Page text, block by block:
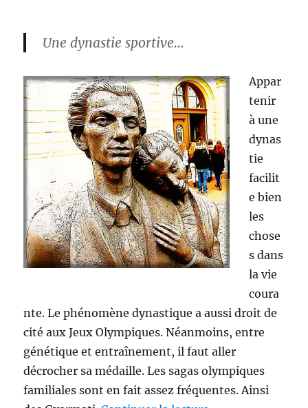
Une dynastie sportive…
Appar
tenir
à une
dynas
tie
facilit
e bien
les
chose
s dans
la vie
coura
nte. Le phénomène dynastique a aussi droit de
cité aux Jeux Olympiques. Néanmoins, entre
génétique et entraînement, il faut aller
décrocher sa médaille. Les sagas olympiques
familiales sont en fait assez fréquentes. Ainsi